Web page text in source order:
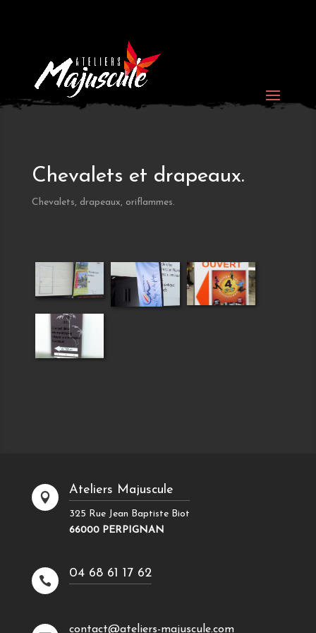
Chevalets et drapeaux.
Chevalets, drapeaux, oriflammes.

Ateliers Majuscule
325 Rue Jean Baptiste Biot
66000 PERPIGNAN

04 68 61 17 62
contact@ateliers-majuscule.com